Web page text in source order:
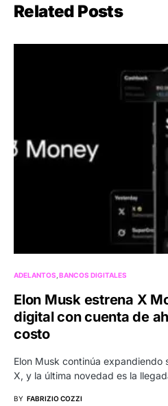
Related Posts
ADELANTOS BANCOS DIGITALES
Elon Musk estrena X
digital con cuenta de
costo
Elon Musk continúa expandiendo
X, y la última novedad es la
BY FABRIZIO COZZI